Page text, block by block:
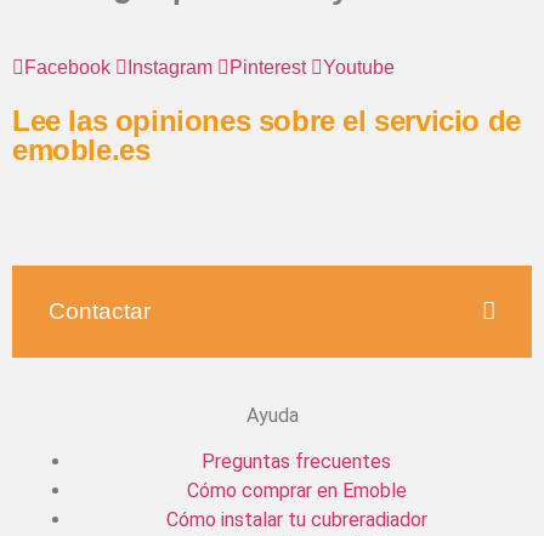
Facebook Instagram Pinterest Youtube
Lee las opiniones sobre el servicio de
emoble.es
Contactar
Ayuda
Preguntas frecuentes
Cómo comprar en Emoble
Cómo instalar tu cubreradiador